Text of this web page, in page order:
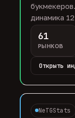
динамика
61
РЫНКОВ
Открыть
NeTGStats